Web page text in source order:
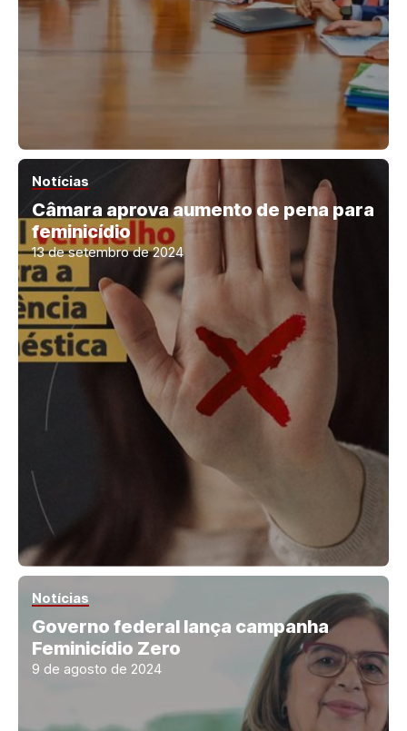
Notícias
Câmara aprova aumento de pena para
feminicídio
13 de setembro de 2024
Notícias
Governo federal lança campanha
Feminicídio Zero
9 de agosto de 2024